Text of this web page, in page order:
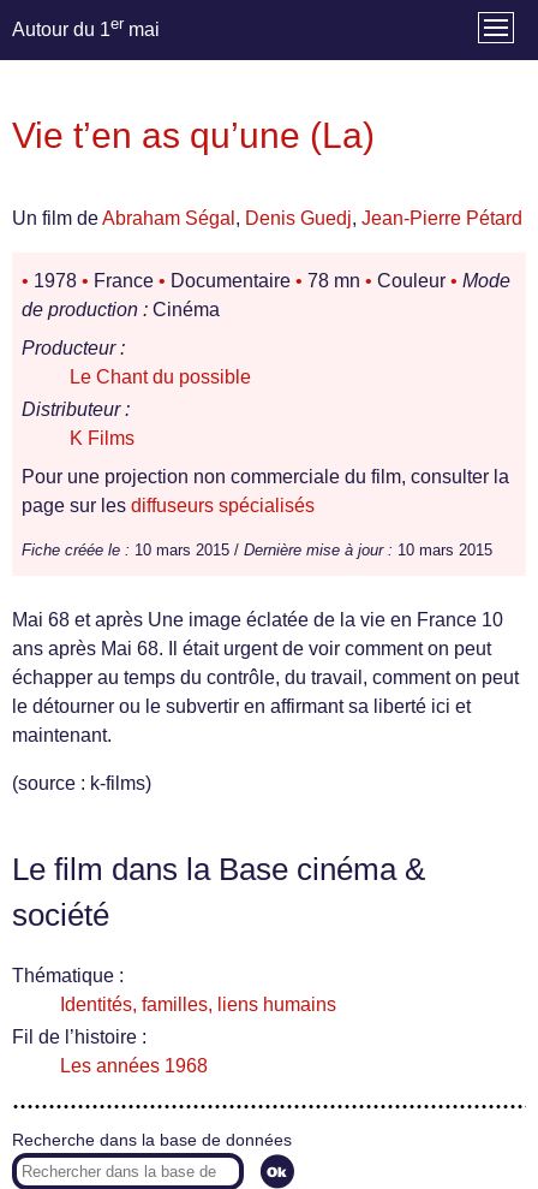
Autour du 1er mai
Vie t’en as qu’une (La)
Un film deAbraham Ségal , Denis Guedj, Jean-Pierre Pétard
• 1978 • France • Documentaire • 78 mn • Couleur • Mode
de production : Cinéma
Producteur :
Le Chant du possible
Distributeur :
K Films
Pour une projection non commerciale du film, consulter la
page sur les diffuseurs spécialisés
Fiche créée le : 10 mars 2015 / Dernière mise à jour : 10 mars 2015
Mai 68 et après Une image éclatée de la vie en France 10
ans après Mai 68. Il était urgent de voir comment on peut
échapper au temps du contrôle, du travail, comment on peut
le détourner ou le subvertir en affirmant sa liberté ici et
maintenant.
(source : k-films)
Le film dans la Base cinéma &
société
Thématique :
Identités, familles, liens humains
Fil de l’histoire :
Les années 1968
Recherche dans la base de données